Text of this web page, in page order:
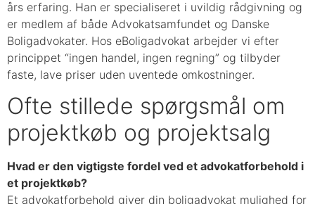
års erfaring. Han er specialiseret i uvildig rådgivning og
er medlem af både Advokatsamfundet og Danske
Boligadvokater. Hos eBoligadvokat arbejder vi efter
princippet “ingen handel, ingen regning” og tilbyder
faste, lave priser uden uventede omkostninger.
Ofte stillede spørgsmål om
projektkøb og projektsalg
Hvad er den vigtigste fordel ved et advokatforbehold i
et projektkøb?
Et advokatforbehold giver din boligadvokat mulighed for